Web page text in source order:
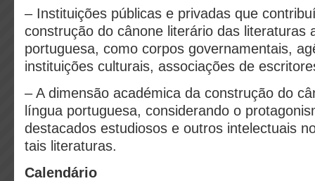
– Instituições públicas e privadas que
construção do cânone literário das literaturas
portuguesa, como corpos governamentais,
instituições culturais, associações de
– A dimensão académica da construção do
língua portuguesa, considerando o
destacados estudiosos e outros intelectuais
tais literaturas.
Calendário